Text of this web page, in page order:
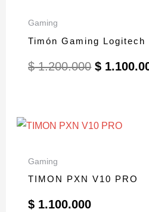
Gaming
Timón Gaming Logitech
$1.200.000
$
$
Gaming
TIMON PXN V10 PRO
$ 1.100.000